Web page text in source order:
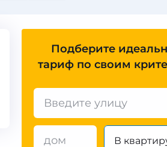
Подберите
тариф по своим
В